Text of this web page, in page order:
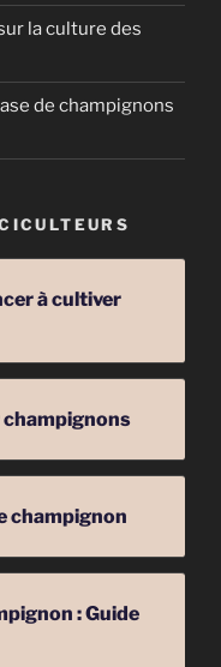
la culture des
de champignons
à cultiver
champignon
: Guide